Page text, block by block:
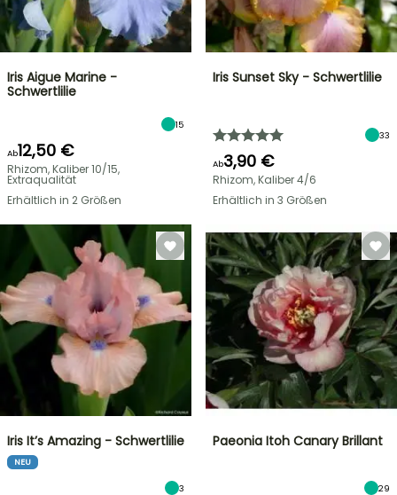
Iris Aigue Marine -
Schwertlilie
15
Ab12,50 €
Rhizom, Kaliber 10/15,
Extraqualität
Erhältlich in 2 Größen
Iris Sunset Sky - Schwertlilie
33
Ab3,90 €
Rhizom, Kaliber 4/6
Erhältlich in 3 Größen
Iris It’s Amazing - Schwertlilie
NEU
3
Paeonia Itoh Canary Brillant
29